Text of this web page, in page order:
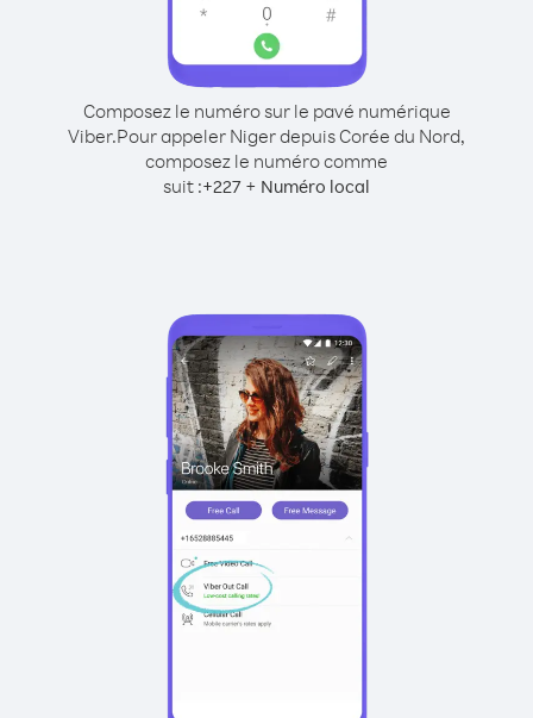
Composez le numéro sur le pavé numérique
Viber.Pour appeler Niger depuis Corée du Nord,
composez le numéro comme
suit :+227 + Numéro local